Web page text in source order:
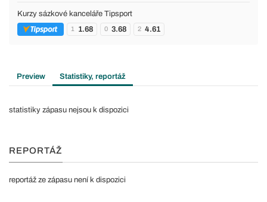
Kurzy sázkové kanceláře Tipsport
1 1.68 0 3.68 2 4.61
Preview Statistiky, reportáž
statistiky zápasu nejsou k dispozici
REPORTÁŽ
reportáž ze zápasu není k dispozici